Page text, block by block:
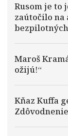
Rusom je to
zaútočilo
Maroš
ožijú!“
Kňaz Kuffa